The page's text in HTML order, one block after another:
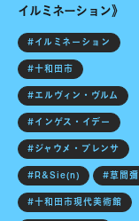
イルミネーション》
#イルミネーション
#十和田市
#エルヴィン・ヴルム
#インゲス・イデー
#ジャウメ・プレンサ
#R&Sie(n)
#草間
#十和田市現代美術館